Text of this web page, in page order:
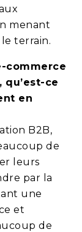
menant
terrain.
commerce
qu’est-ce
en
B2B,
de
leurs
par la
une
et
de